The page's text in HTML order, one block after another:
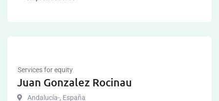
Services for equity
Juan Gonzalez Rocinau
Andalucía-, España